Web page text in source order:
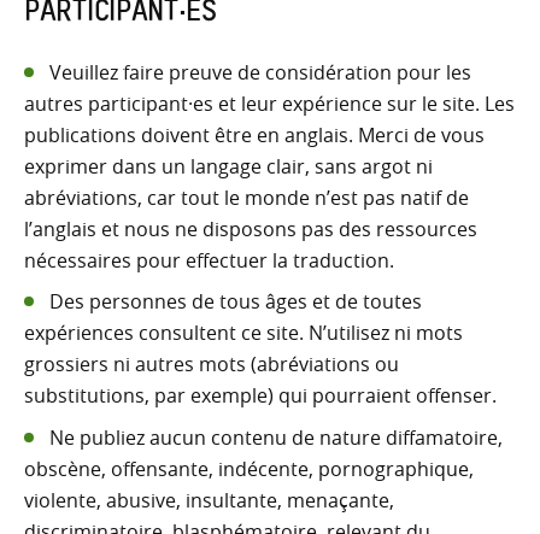
PARTICIPANT·ES
Veuillez faire preuve de considération pour les
autres participant·es et leur expérience sur le site. Les
publications doivent être en anglais. Merci de vous
exprimer dans un langage clair, sans argot ni
abréviations, car tout le monde n’est pas natif de
l’anglais et nous ne disposons pas des ressources
nécessaires pour effectuer la traduction.
Des personnes de tous âges et de toutes
expériences consultent ce site. N’utilisez ni mots
grossiers ni autres mots (abréviations ou
substitutions, par exemple) qui pourraient offenser.
Ne publiez aucun contenu de nature diffamatoire,
obscène, offensante, indécente, pornographique,
violente, abusive, insultante, menaçante,